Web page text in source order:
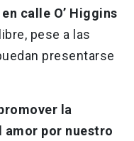
calle O’ Higgins
pese a las
presentarse
la
amor por nuestro